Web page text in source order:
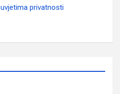
uvjetima privatnosti